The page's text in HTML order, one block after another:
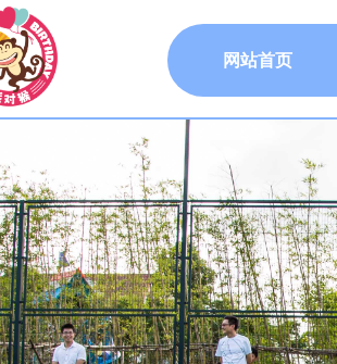
网站首页